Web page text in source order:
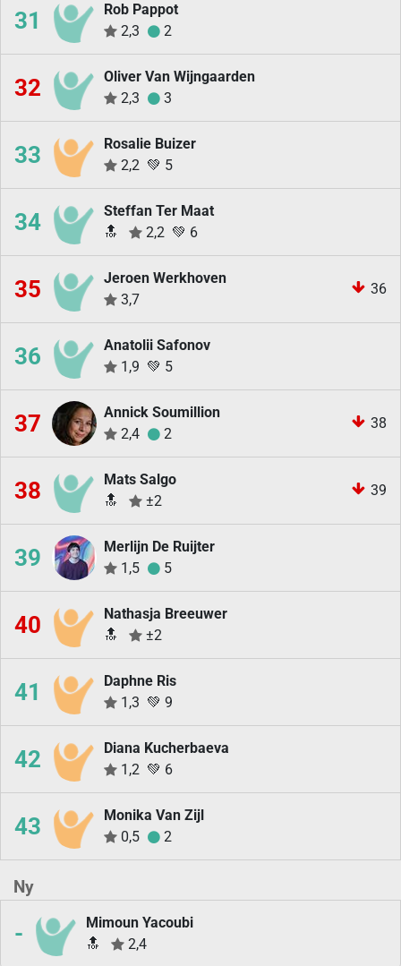
31
Rob Pappot
2,3
2
32
Oliver Van Wijngaarden
2,3
3
33
Rosalie Buizer
2,2 💚 5
34
Steffan Ter Maat
🔝
2,2 💚 6
35
Jeroen Werkhoven
3,7
36
36
Anatolii Safonov
1,9 💚 5
37
Annick Soumillion
2,4
2
38
38
Mats Salgo
🔝
±2
39
39
Merlijn De Ruijter
1,5
5
40
Nathasja Breeuwer
🔝
±2
41
Daphne Ris
1,3 💚 9
42
Diana Kucherbaeva
1,2 💚 6
43
Monika Van Zijl
0,5
2
Ny
-
Mimoun Yacoubi
🔝
2,4